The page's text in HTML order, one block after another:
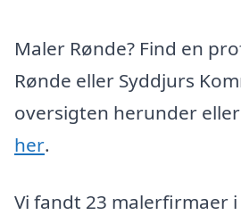
Maler Rønde? Find en
Rønde eller Syddjurs
oversigten herunder
her.
Vi fandt 23 malerfirmaer i